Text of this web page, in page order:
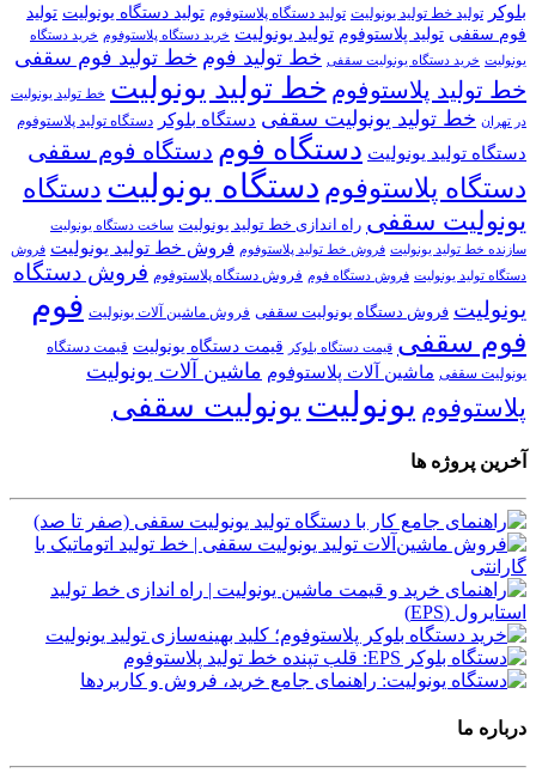
بلوکر تولید خط تولید یونولیت تولید دستگاه پلاستوفوم تولید دستگاه یونولیت تولید
فوم سقفی تولید پلاستوفوم تولید یونولیت خرید دستگاه پلاستوفوم خرید دستگاه
یونولیت خرید دستگاه یونولیت سقفی خط تولید فوم خط تولید فوم سقفی
خط تولید پلاستوفوم خط تولید یونولیت خط تولید یونولیت
در تهران خط تولید یونولیت سقفی دستگاه بلوکر دستگاه تولید پلاستوفوم
دستگاه تولید یونولیت دستگاه فوم دستگاه فوم سقفی
دستگاه پلاستوفوم دستگاه یونولیت دستگاه
یونولیت سقفی راه اندازی خط تولید یونولیت ساخت دستگاه یونولیت
سازنده خط تولید یونولیت فروش خط تولید پلاستوفوم فروش خط تولید یونولیت فروش
دستگاه تولید یونولیت فروش دستگاه فوم فروش دستگاه پلاستوفوم فروش دستگاه
یونولیت فروش دستگاه یونولیت سقفی فروش ماشین آلات یونولیت فوم
فوم سقفی قیمت دستگاه بلوکر قیمت دستگاه یونولیت قیمت دستگاه
یونولیت سقفی ماشین آلات پلاستوفوم ماشین آلات یونولیت
پلاستوفوم یونولیت یونولیت سقفی
آخرین پروژه ها
درباره ما